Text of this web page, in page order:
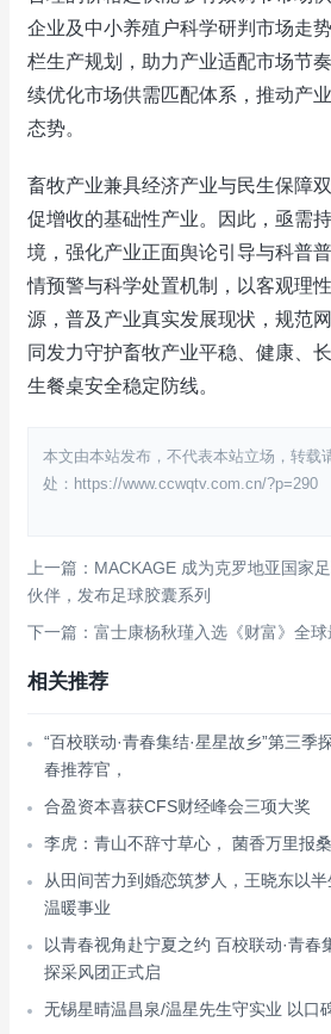
企业及中小养殖户科学研判市场走
栏生产规划，助力产业适配市场节
续优化市场供需匹配体系，推动产
态势。
畜牧产业兼具经济产业与民生保障
促增收的基础性产业。因此，亟需
境，强化产业正面舆论引导与科普
情预警与科学处置机制，以客观理
源，普及产业真实发展现状，规范
同发力守护畜牧产业平稳、健康、
生餐桌安全稳定防线。
本文由本站发布，不代表本站立场，转载
处：https://www.ccwqtv.com.cn/?p=290
上一篇：MACKAGE 成为克罗地亚国家
伙伴，发布足球胶囊系列
下一篇：富士康杨秋瑾入选《财富》全
相关推荐
“百校联动·青春集结·星星故乡”第三季
春推荐官，
合盈资本喜获CFS财经峰会三项大奖
李虎：青山不辞寸草心， 菌香万里报
从田间苦力到婚恋筑梦人，王晓东以
温暖事业
以青春视角赴宁夏之约 百校联动·青春
探采风团正式启
无锡星晴温昌泉/温星先生守实业 以口